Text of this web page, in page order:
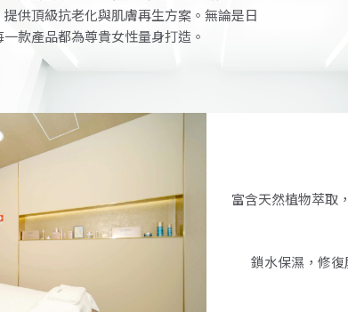
供頂級抗老化與肌膚再生方案。無論是日
款產品都為尊貴女性量身打造。
富含天然植物萃取
鎖水保濕，修